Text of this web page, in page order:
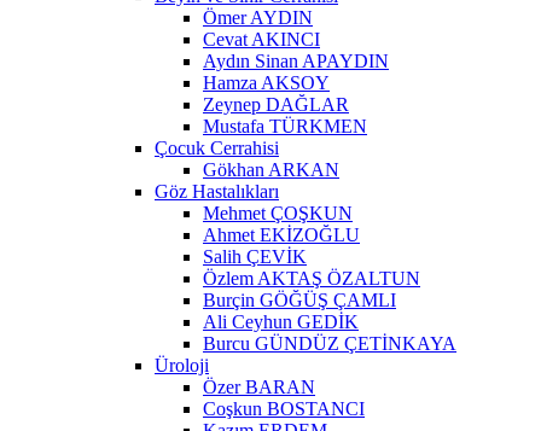
Ömer AYDIN
Cevat AKINCI
Aydın Sinan APAYDIN
Hamza AKSOY
Zeynep DAĞLAR
Mustafa TÜRKMEN
Çocuk Cerrahisi
Gökhan ARKAN
Göz Hastalıkları
Mehmet ÇOŞKUN
Ahmet EKİZOĞLU
Salih ÇEVİK
Özlem AKTAŞ ÖZALTUN
Burçin GÖĞÜŞ ÇAMLI
Ali Ceyhun GEDİK
Burcu GÜNDÜZ ÇETİNKAYA
Üroloji
Özer BARAN
Coşkun BOSTANCI